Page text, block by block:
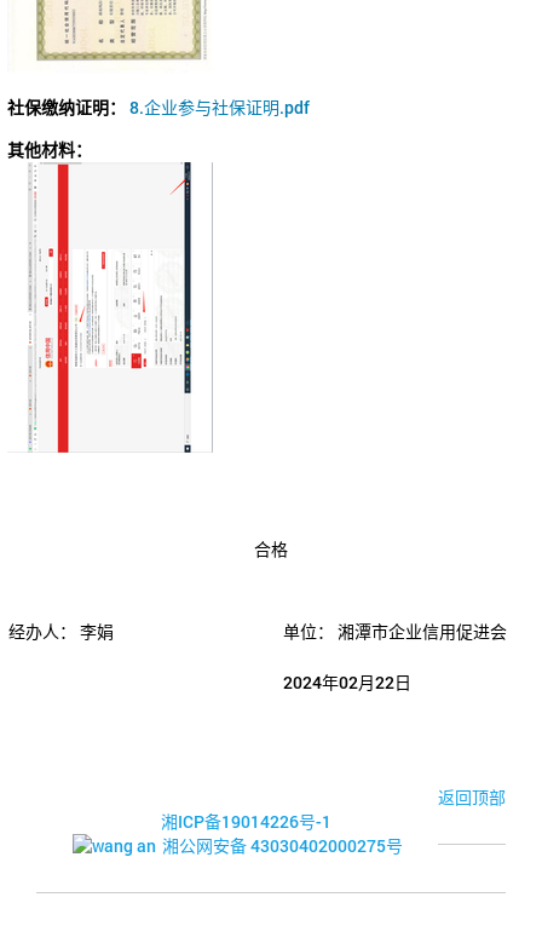
社保缴纳证明：
8.企业参与社保证明.pdf
其他材料：
合格
经办人： 李娟 单位： 湘潭市企业信用促进会
2024年02月22日
返回顶部
湘ICP备19014226号-1
湘公网安备 43030402000275号